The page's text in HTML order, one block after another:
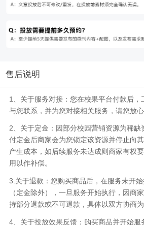
售后说明
1、关于服务对接：您在校果平台付款后，
与您联系，并为您对接相关服务，请您放心
2、关于定金：因部分校园营销资源为稀缺
付定金后商家会为您锁定该资源并停止向
产生成本，如后续服务未达成则商家有权
用以作补偿。
3.关于退款：您购买商品后，在服务未开
（定金除外），一旦服务开始执行，因商
持部分退款或不可退款，具体以双方协商为
4、关于投放效果反馈：购买商品并开始服